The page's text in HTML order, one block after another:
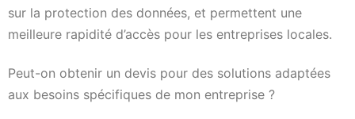
sur la protection des données, et permettent une
meilleure rapidité d’accès pour les entreprises locales.
Peut-on obtenir un devis pour des solutions adaptées
aux besoins spécifiques de mon entreprise ?